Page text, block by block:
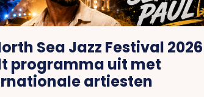
Sea Jazz Festival 2026
programma uit met
artiesten